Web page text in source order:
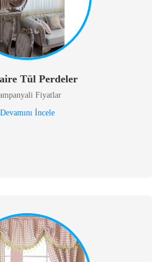
Tül Perdeler
Fiyatlar
Devamını İncele